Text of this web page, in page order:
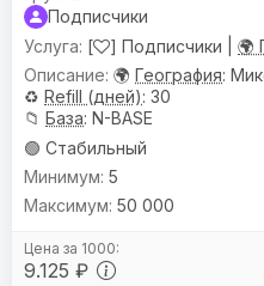
Подписчики
[
] Подписчики | 🌍
🌍 География:
♻️ Refill (дней): 30
📁 База: N-BASE
🟢 Стабильный
9.125 ₽
5
50 000